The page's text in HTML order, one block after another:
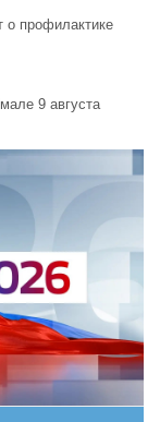
o профилактике
9 августа